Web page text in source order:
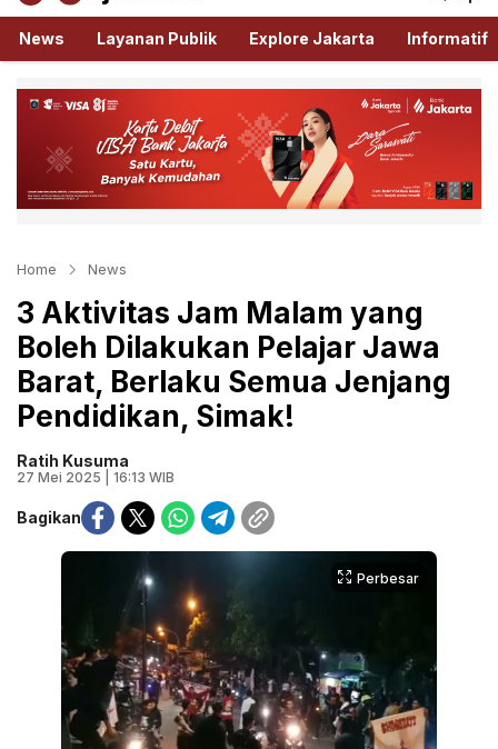
Haijakarta.id
Semua Tentang Jakarta Ada Disini!
News Layanan Publik Explore Jakarta Informatif
Home News
3 Aktivitas Jam Malam yang
Boleh Dilakukan Pelajar Jawa
Barat, Berlaku Semua Jenjang
Pendidikan, Simak!
Ratih Kusuma
27 Mei 2025 | 16:13 WIB
Bagikan
Perbesar